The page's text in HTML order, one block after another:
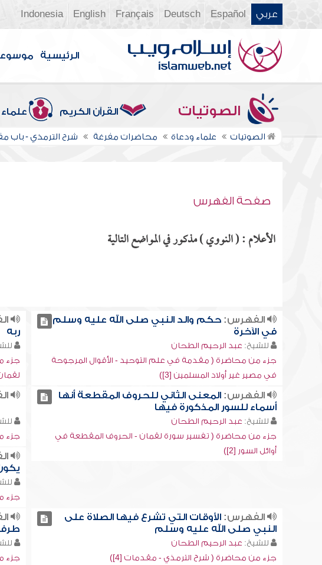
عربي Español
Deutsch
Français
English
Indonesia
الرئيسية
الصوتيات القرآن الكريم
الصوتيات علماء ودعاة محاضرات مفرغة شرح الترمذي - باب
صفحة الفهرس
الأعلام : ( النووي ) مذكور في المواضع التالية
الفهرس:حكم والد النبي صلى الله عليه وسلم
في الآخرة
للشيخ: عبد الرحيم الطحان
جزء من محاضرة ( مقدمة في علم التوحيد - الأقوال المرجوحة
في مصير غير أولاد المسلمين [3])
ربه
جزء
لقمان
الفهرس:المعنى الثاني للحروف المقطعة أنها
أسماء للسور المذكورة فيها
للشيخ: عبد الرحيم الطحان
جزء من محاضرة ( تفسير سورة لقمان - الحروف المقطعة في
أوائل السور [2])
جزء
جزء
الفهرس:الأوقات التي تشرع فيها الصلاة على
النبي صلى الله عليه وسلم
للشيخ: عبد الرحيم الطحان
جزء من محاضرة ( شرح الترمذي - مقدمات [4])
جزء